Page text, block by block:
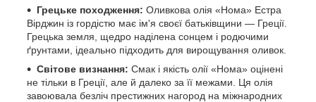
Грецьке походження: Оливкова олія «Нома» Естра
Вірджин із гордістю має ім'я своєї батьківщини — Греції.
Грецька земля, щедро наділена сонцем і родючими
ґрунтами, ідеально підходить для вирощування оливок.
Світове визнання: Смак і якість олії «Нома» оцінені
не тільки в Греції, але й далеко за її межами. Ця олія
завоювала безліч престижних нагород на міжнародних